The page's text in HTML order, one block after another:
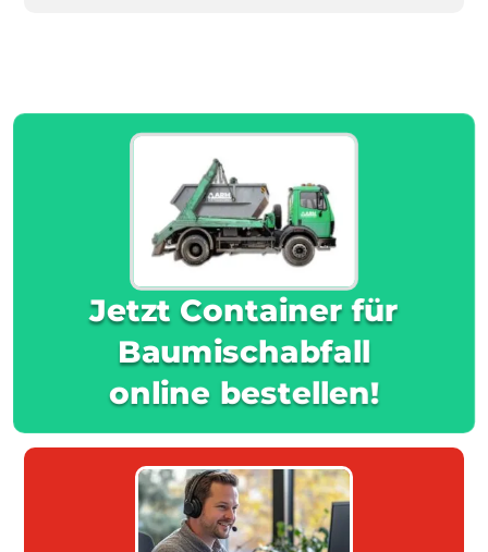
Jetzt Container für
Baumischabfall
online bestellen!